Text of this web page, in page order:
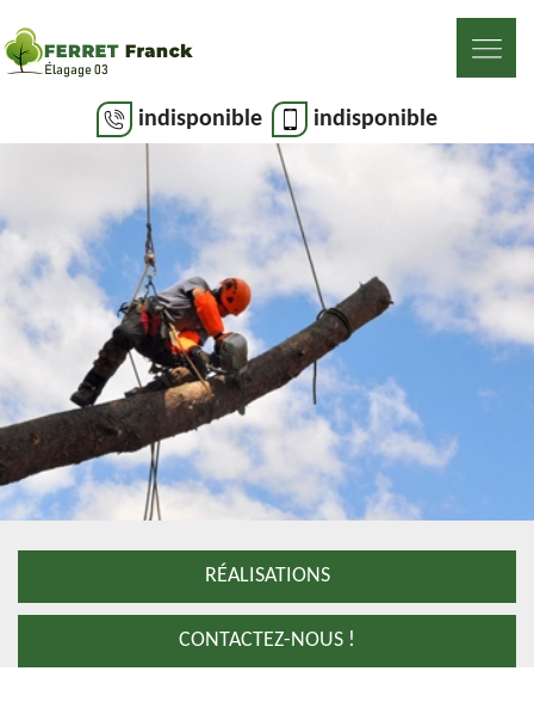
indisponible indisponible
RÉALISATIONS
CONTACTEZ-NOUS !